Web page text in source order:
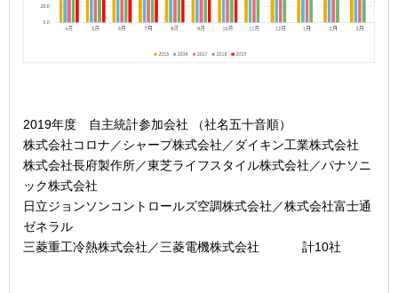
2019年度 自主統計参加会社 （社名五十音順）
株式会社コロナ／シャープ株式会社／ダイキン工業株式会社
株式会社長府製作所／東芝ライフスタイル株式会社／パナソニ
ック株式会社
日立ジョンソンコントロールズ空調株式会社／株式会社富士通
ゼネラル
三菱重工冷熱株式会社／三菱電機株式会社 計10社